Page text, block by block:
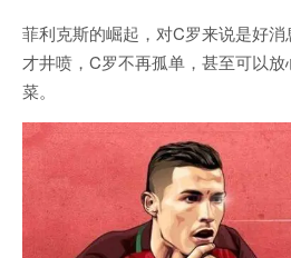
菲利克斯的崛起，对C罗来说是好
才井喷，C罗不再孤单，甚至可以
菜。